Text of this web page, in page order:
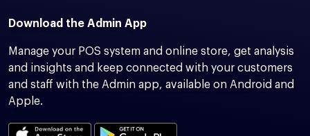
Download the Admin App
Manage your POS system and online store, get analysis
and insights and keep connected with your customers
and staff with the Admin app, available on Android and
Apple.